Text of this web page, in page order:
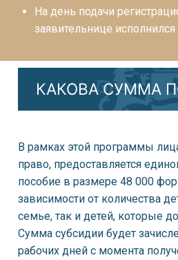
На день подачи
заявительнице
КАКОВА СУММА
В рамках этой программы
право, предоставляется
пособие в размере 48 000
зависимости от количества
семье, так и детей, которые
Сумма субсидии будет
рабочих дней с момента